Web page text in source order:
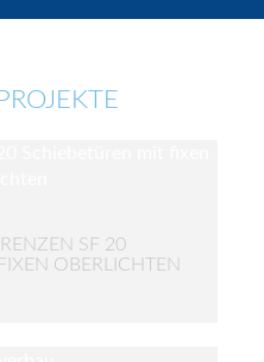
SF 20
OBERLICHTEN